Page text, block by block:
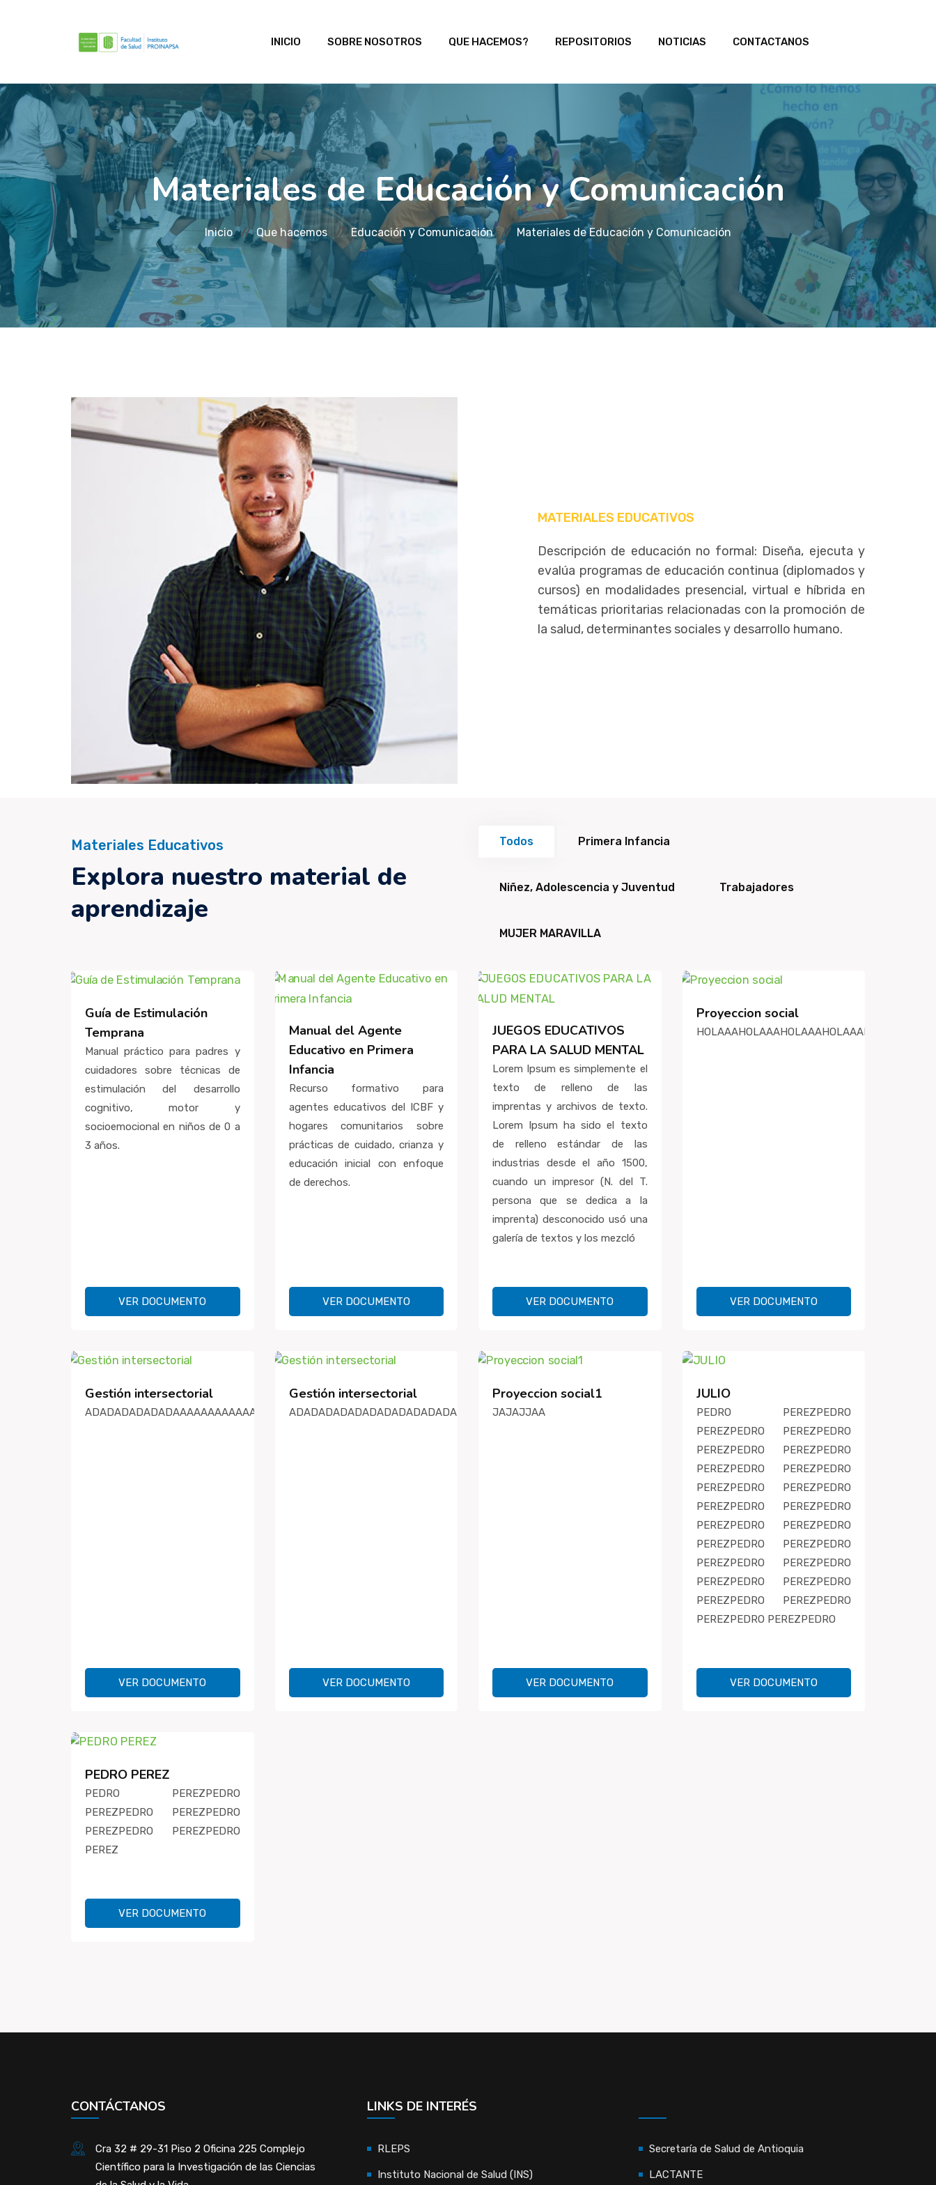
INICIO SOBRE NOSOTROS QUE HACEMOS? REPOSITORIOS NOTICIAS CONTACTANOS
Materiales de Educación y Comunicación
Inicio Que hacemos Educación y Comunicación Materiales de Educación y Comunicación
MATERIALES EDUCATIVOS
Descripción de educación no formal: Diseña, ejecuta y
evalúa programas de educación continua (diplomados y
cursos) en modalidades presencial, virtual e híbrida en
temáticas prioritarias relacionadas con la promoción de
la salud, determinantes sociales y desarrollo humano.
Materiales Educativos
Explora nuestro material de
aprendizaje
Todos Primera Infancia
Niñez, Adolescencia y Juventud Trabajadores
MUJER MARAVILLA
Guía de Estimulación
Temprana
Manual práctico para padres y
cuidadores sobre técnicas de
estimulación del desarrollo
cognitivo, motor y
socioemocional en niños de 0 a
3 años.
VER DOCUMENTO
Manual del Agente
Educativo en Primera
Infancia
Recurso formativo para
agentes educativos del ICBF y
hogares comunitarios sobre
prácticas de cuidado, crianza y
educación inicial con enfoque
de derechos.
VER DOCUMENTO
JUEGOS EDUCATIVOS
PARA LA SALUD MENTAL
Lorem Ipsum es simplemente el
texto de relleno de las
imprentas y archivos de texto.
Lorem Ipsum ha sido el texto
de relleno estándar de las
industrias desde el año 1500,
cuando un impresor (N. del T.
persona que se dedica a la
imprenta) desconocido usó una
galería de textos y los mezcló
VER DOCUMENTO
Proyeccion social
VER DOCUMENTO
Gestión intersectorial
ADADADADADADAAAAAAAAAAAAAAAAAAAAAAAAAAAAAAAAA
VER DOCUMENTO
Gestión intersectorial
ADADADADADADADADADADADADADAD
VER DOCUMENTO
Proyeccion social1
JAJAJJAA
VER DOCUMENTO
JULIO
PEDRO PEREZPEDRO
PEREZPEDRO PEREZPEDRO
PEREZPEDRO PEREZPEDRO
PEREZPEDRO PEREZPEDRO
PEREZPEDRO PEREZPEDRO
PEREZPEDRO PEREZPEDRO
PEREZPEDRO PEREZPEDRO
PEREZPEDRO PEREZPEDRO
PEREZPEDRO PEREZPEDRO
PEREZPEDRO PEREZPEDRO
PEREZPEDRO PEREZPEDRO
PEREZPEDRO PEREZPEDRO
VER DOCUMENTO
PEDRO PEREZ
PEDRO PEREZPEDRO
PEREZPEDRO PEREZPEDRO
PEREZPEDRO PEREZPEDRO
PEREZ
VER DOCUMENTO
CONTÁCTANOS
Cra 32 # 29-31 Piso 2 Oficina 225 Complejo
Científico para la Investigación de las Ciencias
LINKS DE INTERÉS
RLEPS
Instituto Nacional de Salud (INS)
Secretaría de Salud de Antioquia
LACTANTE